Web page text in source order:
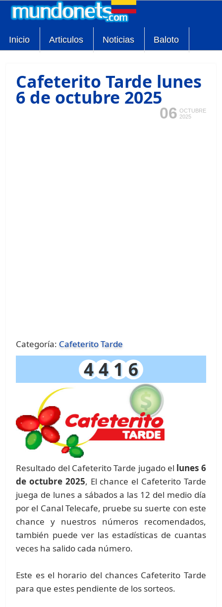
Inicio Articulos Noticias Baloto
Cafeterito Tarde lunes
6 de octubre 2025
06 OCTUBRE
2025
Categoría: Cafeterito Tarde
4 4 1 6
Resultado del Cafeterito Tarde jugado el lunes 6
de octubre 2025, El chance el Cafeterito Tarde
juega de lunes a sábados a las 12 del medio día
por el Canal Telecafe, pruebe su suerte con este
chance y nuestros números recomendados,
también puede ver las estadísticas de cuantas
veces ha salido cada número.
Este es el horario del chances Cafeterito Tarde
para que estes pendiente de los sorteos.